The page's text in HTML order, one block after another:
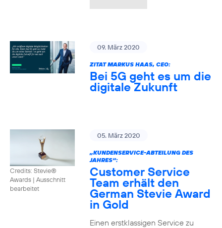
09. März 2020
ZITAT MARKUS HAAS, CEO:
Bei 5G geht es um die
digitale Zukunft
Credits: Stevie®
Awards | Ausschnitt
bearbeitet
05. März 2020
„KUNDENSERVICE-ABTEILUNG DES
JAHRES“:
Customer Service
Team erhält den
German Stevie Award
in Gold
Einen erstklassigen Service zu